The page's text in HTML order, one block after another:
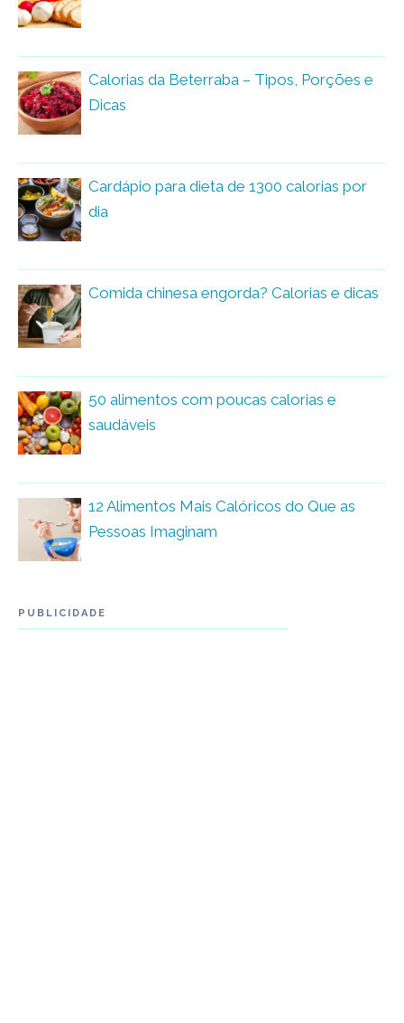
Calorias da Beterraba – Tipos, Porções e
Dicas
Cardápio para dieta de 1300 calorias por
dia
Comida chinesa engorda? Calorias e dicas
50 alimentos com poucas calorias e
saudáveis
12 Alimentos Mais Calóricos do Que as
Pessoas Imaginam
PUBLICIDADE